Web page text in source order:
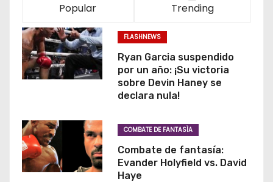
Popular Trending
FLASHNEWS
Ryan Garcia suspendido
por un año: ¡Su victoria
sobre Devin Haney se
declara nula!
COMBATE DE FANTASÌA
Combate de fantasía:
Evander Holyfield vs. David
Haye